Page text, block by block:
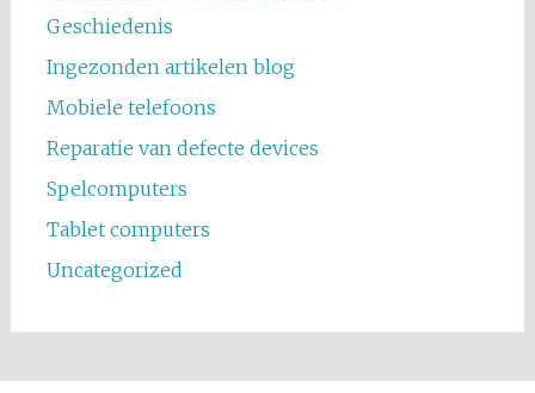
Geschiedenis
Ingezonden artikelen blog
Mobiele telefoons
Reparatie van defecte devices
Spelcomputers
Tablet computers
Uncategorized